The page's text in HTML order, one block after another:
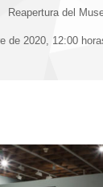
Reapertura del
de 2020, 12:00